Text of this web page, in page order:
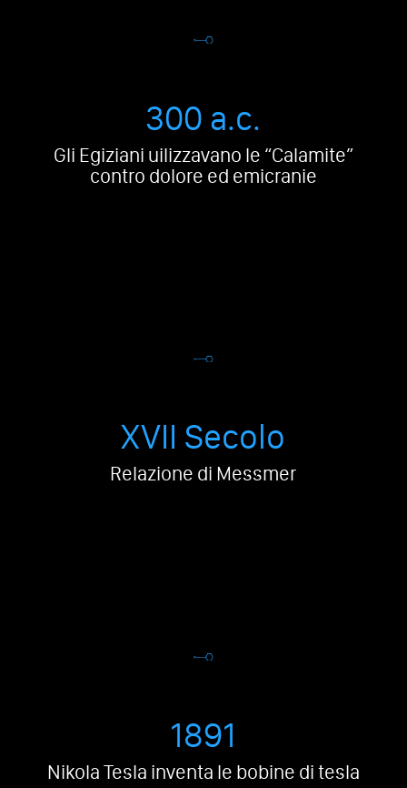
300 a.c.
Gli Egiziani uilizzavano le “Calamite”
contro dolore ed emicranie
XVII Secolo
Relazione di Messmer
1891
Nikola Tesla inventa le bobine di tesla